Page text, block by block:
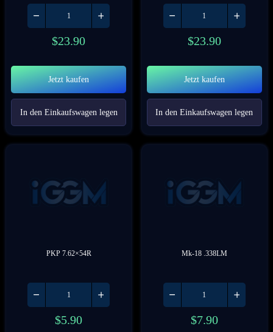
$23.90
Jetzt kaufen
In den Einkaufswagen legen
$23.90
Jetzt kaufen
In den Einkaufswagen legen
PKP 7.62×54R
$5.90
Mk-18 .338LM
$7.90